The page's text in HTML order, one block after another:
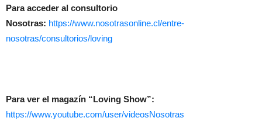
Para acceder al consultorio
Nosotras: https://www.nosotrasonline.cl/entre-
nosotras/consultorios/loving
Para ver el magazín “Loving Show”:
https://www.youtube.com/user/videosNosotras